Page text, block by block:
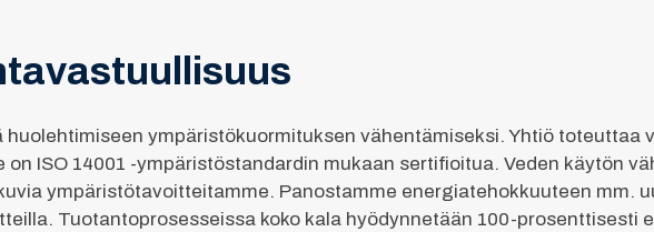
ympäristökuormituksen vähentämiseksi. Yhtiö toteuttaa
ISO 14001 -ympäristöstandardin mukaan sertifioitua. Veden käytön
ympäristötavoitteitamme. Panostamme energiatehokkuuteen mm.
Tuotantoprosesseissa koko kala hyödynnetään 100-prosenttisesti